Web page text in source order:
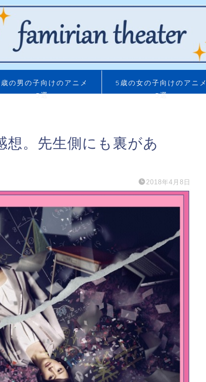
の男の子向けのアニメ
5選
5歳の女の子向けのアニメ
5選
想。先生側にも裏があ
2018年4月8日